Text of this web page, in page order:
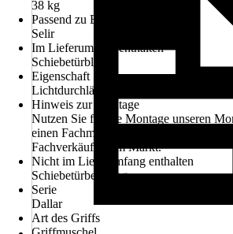
38 kg
Passend zu Beschlag
Selir
Im Lieferumfang enthalten
Schiebetürblatt
Eigenschaft
Lichtdurchlässig
Hinweis zur Montage
Nutzen Sie für die Montage unseren
einen Fachmann. Informieren Sie sich
Fachverkäufern im Markt.
Nicht im Lieferumfang enthalten
Schiebetürbeschlag
Serie
Dallar
Art des Griffs